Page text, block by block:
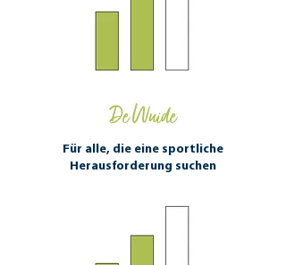
De Wuide
Für alle, die eine sportliche
Herausforderung suchen